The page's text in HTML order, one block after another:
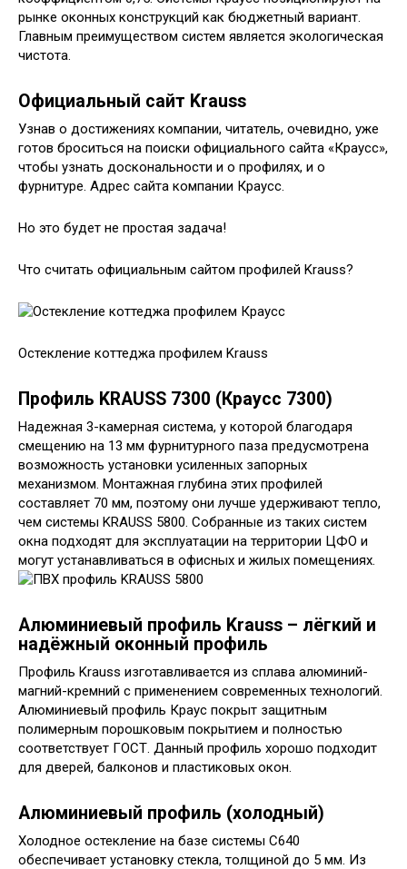
рынке оконных конструкций как бюджетный вариант.
Главным преимуществом систем является экологическая
чистота.
Официальный сайт Krauss
Узнав о достижениях компании, читатель, очевидно, уже
готов броситься на поиски официального сайта «Краусс»,
чтобы узнать доскональности и о профилях, и о
фурнитуре. Адрес сайта компании Краусс.
Но это будет не простая задача!
Что считать официальным сайтом профилей Krauss?
Остекление коттеджа профилем Krauss
Профиль KRAUSS 7300 (Краусс 7300)
Надежная 3-камерная система, у которой благодаря
смещению на 13 мм фурнитурного паза предусмотрена
возможность установки усиленных запорных
механизмом. Монтажная глубина этих профилей
составляет 70 мм, поэтому они лучше удерживают тепло,
чем системы KRAUSS 5800. Собранные из таких систем
окна подходят для эксплуатации на территории ЦФО и
могут устанавливаться в офисных и жилых помещениях.
Алюминиевый профиль Krauss – лёгкий и
надёжный оконный профиль
Профиль Krauss изготавливается из сплава алюминий-
магний-кремний с применением современных технологий.
Алюминиевый профиль Краус покрыт защитным
полимерным порошковым покрытием и полностью
соответствует ГОСТ. Данный профиль хорошо подходит
для дверей, балконов и пластиковых окон.
Алюминиевый профиль (холодный)
Холодное остекление на базе системы С640
обеспечивает установку стекла, толщиной до 5 мм. Из